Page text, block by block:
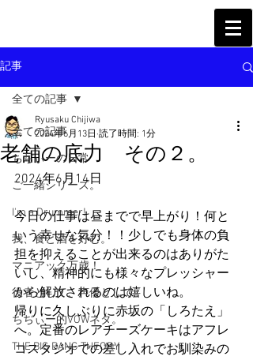
記事
全ての記事
ちぢぃーの日常
ご一緒シリーズ。
I'm a Drummer!
我、食と酒を好む。
マニアック万歳！
役者として、声優として。
ちぢぃー的VOWネタ。
THE BIG BANG THEORY
全ての記事
老舗の底力 その２。
Ryusaku Chijiwa
2024年6月13日 読了時間: 1分
2024年6月14日
今日の仕事は昼までで早上がり！何と
いう幸せな気分！！少しでも身体の負
担を抑えることが出来るのはありがた
いし、精神的にも様々なプレッシャー
から解放されるのは嬉しいね。
帰りに久しぶりに赤坂の「しろたえ」
へ。定番のレアチーズケーキはアフレ
コスタジオでの差し入れでお馴染みの